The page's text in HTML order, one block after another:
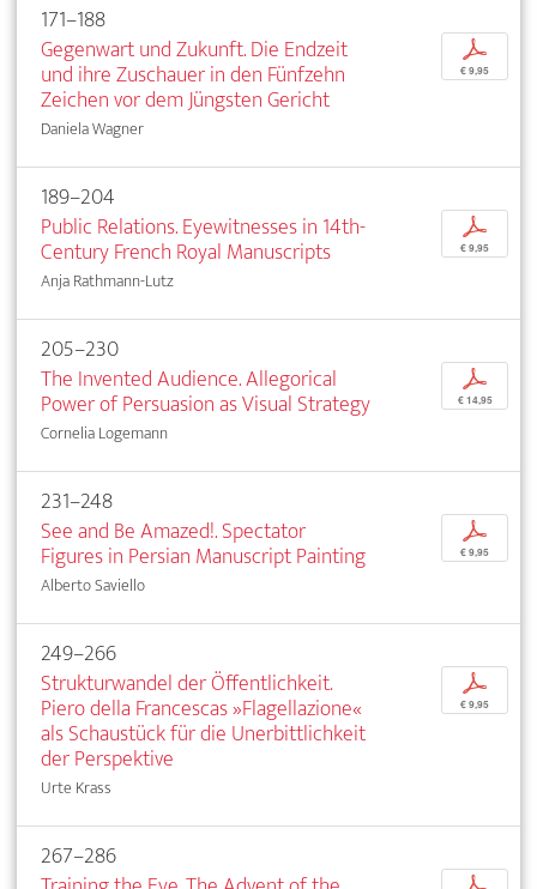
171–188
Gegenwart und Zukunft. Die Endzeit
und ihre Zuschauer in den Fünfzehn
Zeichen vor dem Jüngsten Gericht
Daniela Wagner
p
€ 9,95
189–204
Public Relations. Eyewitnesses in 14th-
Century French Royal Manuscripts
Anja Rathmann-Lutz
p
€ 9,95
205–230
The Invented Audience. Allegorical
Power of Persuasion as Visual Strategy
Cornelia Logemann
p
€ 14,95
231–248
See and Be Amazed!. Spectator
Figures in Persian Manuscript Painting
Alberto Saviello
p
€ 9,95
249–266
Strukturwandel der Öffentlichkeit.
Piero della Francescas »Flagellazione«
als Schaustück für die Unerbittlichkeit
der Perspektive
Urte Krass
p
€ 9,95
267–286